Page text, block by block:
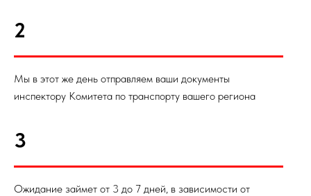
2
Мы в этот же день отправляем ваши документы
инспектору Комитета по транспорту вашего региона
3
Ожидание займет от 3 до 7 дней, в зависимости от